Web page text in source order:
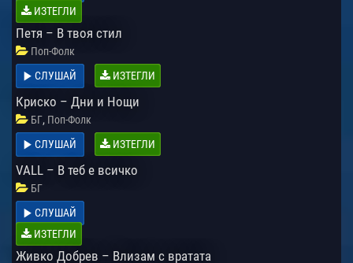
ИЗТЕГЛИ
Петя – В твоя стил
Поп-Фолк
СЛУШАЙ
ИЗТЕГЛИ
Криско – Дни и Нощи
БГ, Поп-Фолк
СЛУШАЙ
ИЗТЕГЛИ
VALL – В теб е всичко
БГ
СЛУШАЙ
ИЗТЕГЛИ
Живко Добрев – Влизам с вратата